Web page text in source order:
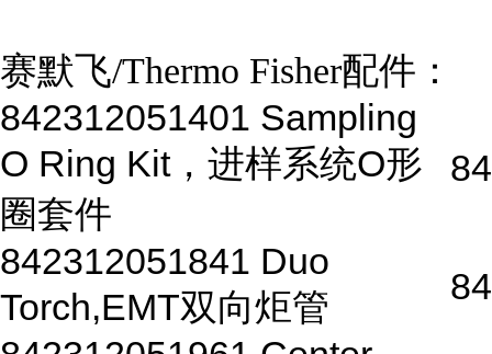
赛默飞/Thermo Fisher配件：
842312051401 Sampling
O Ring Kit，进样系统O形
圈套件
842312051841 Duo
Torch,EMT双向炬管